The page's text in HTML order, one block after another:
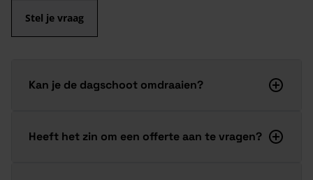
Stel je vraag
Kan je de dagschoot omdraaien?
Heeft het zin om een offerte aan te vragen?